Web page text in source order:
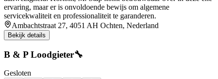
ervaring, maar er is onvoldoende bewijs om algemene
servicekwaliteit en professionaliteit te garanderen.
Ambachtstraat 27, 4051 AH Ochten, Nederland
Bekijk details
B & P Loodgieter🔧
Gesloten